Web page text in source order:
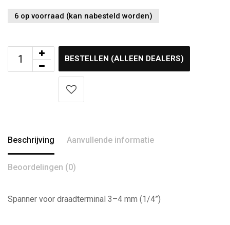
6 op voorraad (kan nabesteld worden)
BESTELLEN (ALLEEN DEALERS)
Beschrijving Aanvullende informatie
Beoordelingen (0)
Spanner voor draadterminal 3–4 mm (1/4”)